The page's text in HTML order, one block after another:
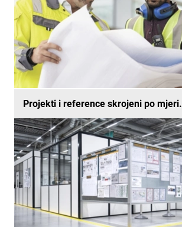
Projekti i reference skrojeni po mjeri.